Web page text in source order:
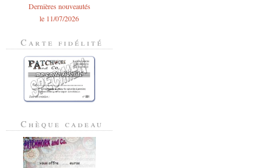
Dernières nouveautés
le 11/07/2026
Carte fidélité
Chèque cadeau